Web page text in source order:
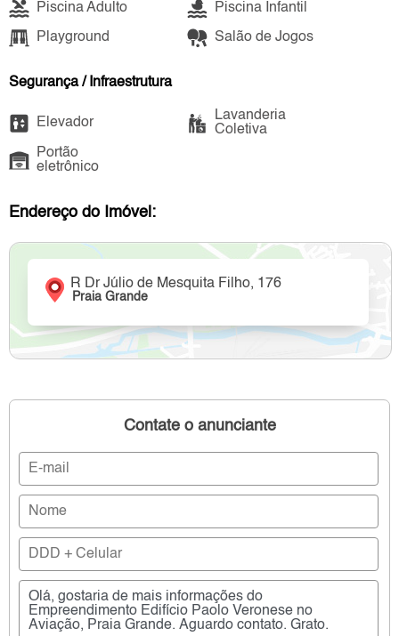
Piscina Adulto Piscina Infantil
Playground Salão de Jogos
Segurança / Infraestrutura
Elevador
Lavanderia
Coletiva
Portão
eletrônico
Endereço do Imóvel:
R Dr Júlio de Mesquita Filho, 176
Praia Grande
Contate o anunciante